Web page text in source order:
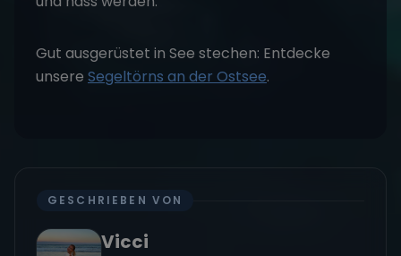
Gut ausgerüstet in See stechen: Entdecke
unsere Segeltörns an der Ostsee.
GESCHRIEBEN VON
Vicci